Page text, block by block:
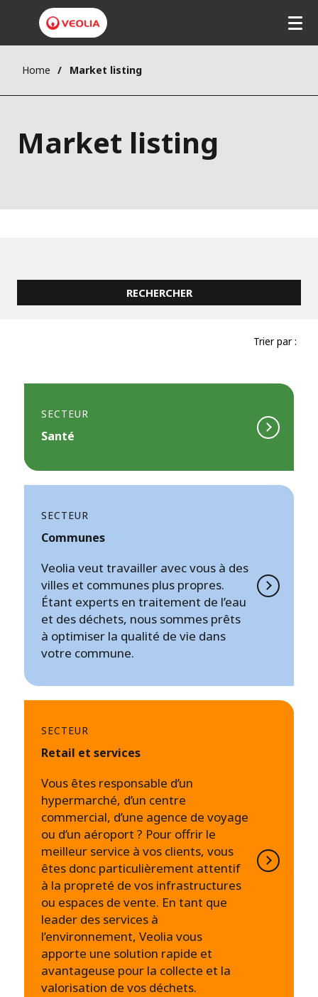
Home Market listing
Market listing
Trier par :
SECTEUR
Santé
SECTEUR
Communes
Veolia veut travailler avec vous à des
villes et communes plus propres.
Étant experts en traitement de l’eau
et des déchets, nous sommes prêts
à optimiser la qualité de vie dans
votre commune.
SECTEUR
Retail et services
Vous êtes responsable d’un
hypermarché, d’un centre
commercial, d’une agence de voyage
ou d’un aéroport ? Pour offrir le
meilleur service à vos clients, vous
êtes donc particulièrement attentif
à la propreté de vos infrastructures
ou espaces de vente. En tant que
leader des services à
l’environnement, Veolia vous
apporte une solution rapide et
avantageuse pour la collecte et la
valorisation de vos déchets.